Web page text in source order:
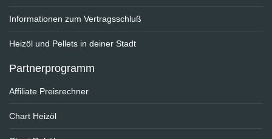
Informationen zum Vertragsschluß
Heizöl und Pellets in deiner Stadt
Partnerprogramm
Affiliate Preisrechner
Chart Heizöl